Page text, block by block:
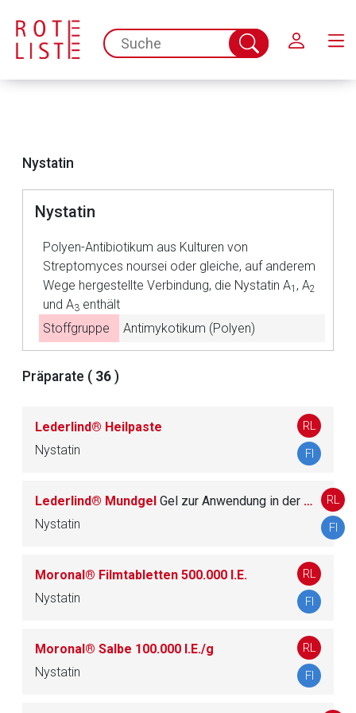
spc.search.input.placeholder
Suche
abschicken
Nystatin
Nystatin
Polyen-Antibiotikum aus Kulturen von
Streptomyces noursei oder gleiche, auf anderem
Wege hergestellte Verbindung, die Nystatin A1 , A2
und A3 enthält
Stoffgruppe
Antimykotikum (Polyen)
Präparate ( 36 )
Lederlind® Heilpaste
Nystatin
RL
FI
Lederlind® Mundgel Gel zur Anwendung in der Mundhöhle
Nystatin
RL
FI
Moronal® Filmtabletten 500.000 I.E.
Nystatin
RL
FI
Moronal® Salbe 100.000 I.E./g
Nystatin
RL
FI
Aufruf einer externen Seite
Der von Ihnen aufgerufene Link öffnet eine externe Web-
Betreiber verantwortlich. Ebenso gelten dort ggf. andere
Datenschutzbestimmungen.